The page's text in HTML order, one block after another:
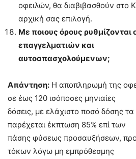
οφειλών, θα διαβιβασθούν
αρχική σας επιλογή.
Με ποιους όρους
επαγγελματιών και
αυτοαπασχολούμενων;
Απάντηση: Η αποπληρωμή της
σε έως 120 ισόποσες μηνιαίες
δόσεις, με ελάχιστο ποσό δόσης
παρέχεται έκπτωση 85% επί των
πάσης φύσεως προσαυξήσεων,
τόκων λόγω μη εμπρόθεσμης